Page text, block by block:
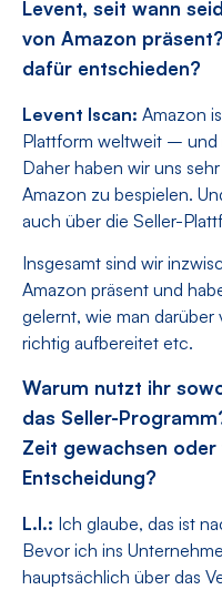
Levent, seit wann
von Amazon
dafür entschieden?
Levent Iscan: Amazon
Plattform weltweit – und
Daher haben wir uns
Amazon zu bespielen.
auch über die Seller-
Insgesamt sind wir
Amazon präsent und
gelernt, wie man
richtig aufbereitet etc.
Warum nutzt ihr
das Seller-
Zeit gewachsen
Entscheidung?
L.I.: Ich glaube, das ist
Bevor ich ins
hauptsächlich über das